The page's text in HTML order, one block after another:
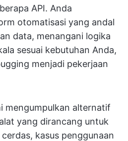
API. Anda
otomatisasi yang andal
data, menangani logika
sesuai kebutuhan Anda,
menjadi pekerjaan
mengumpulkan alternatif
yang dirancang untuk
kasus penggunaan